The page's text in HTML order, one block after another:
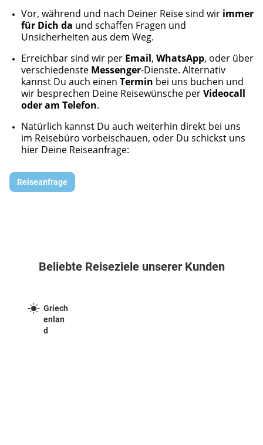
Vor, während und nach Deiner Reise sind wir immer
für Dich da und schaffen Fragen und
Unsicherheiten aus dem Weg.
Erreichbar sind wir per Email, WhatsApp, oder über
verschiedenste Messenger-Dienste. Alternativ
kannst Du auch einen Termin bei uns buchen und
wir besprechen Deine Reisewünsche perVideocall
oder am Telefon.
Natürlich kannst Du auch weiterhin direkt bei uns
im Reisebüro vorbeischauen, oder Du schickst uns
hier Deine Reiseanfrage:
Reiseanfrage
Beliebte Reiseziele unserer Kunden
Griech
enlan
d